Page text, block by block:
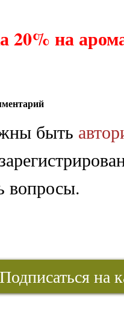
20% на
быть
вопросы.
Подписаться на